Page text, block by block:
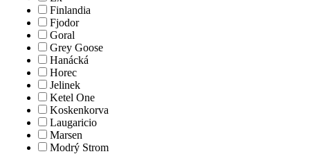
Finlandia
Fjodor
Goral
Grey Goose
Hanácká
Horec
Jelinek
Ketel One
Koskenkorva
Laugaricio
Marsen
Modrý Strom